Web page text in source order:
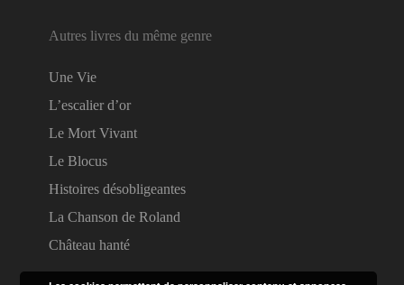
Autres livres du même genre
Une Vie
L’escalier d’or
Le Mort Vivant
Le Blocus
Histoires désobligeantes
La Chanson de Roland
Château hanté